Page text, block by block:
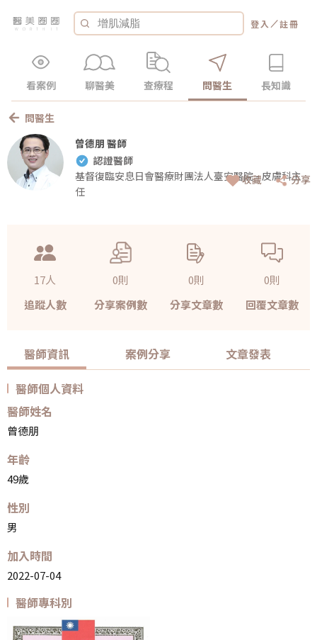
登入 ／註冊
看案例 聊醫美 查療程 問醫生 長知識
問醫生
曾德朋 醫師
認證醫師
基督復臨安息日會醫療財團法人臺安醫院 - 皮膚科主
任
收藏 分享
17人
追蹤人數
0則
分享案例數
0則
分享文章數
0則
回覆文章數
醫師資訊 案例分享 文章發表
醫師個人資料
醫師姓名
曾德朋
年齡
49歲
性別
男
加入時間
2022-07-04
醫師專科別